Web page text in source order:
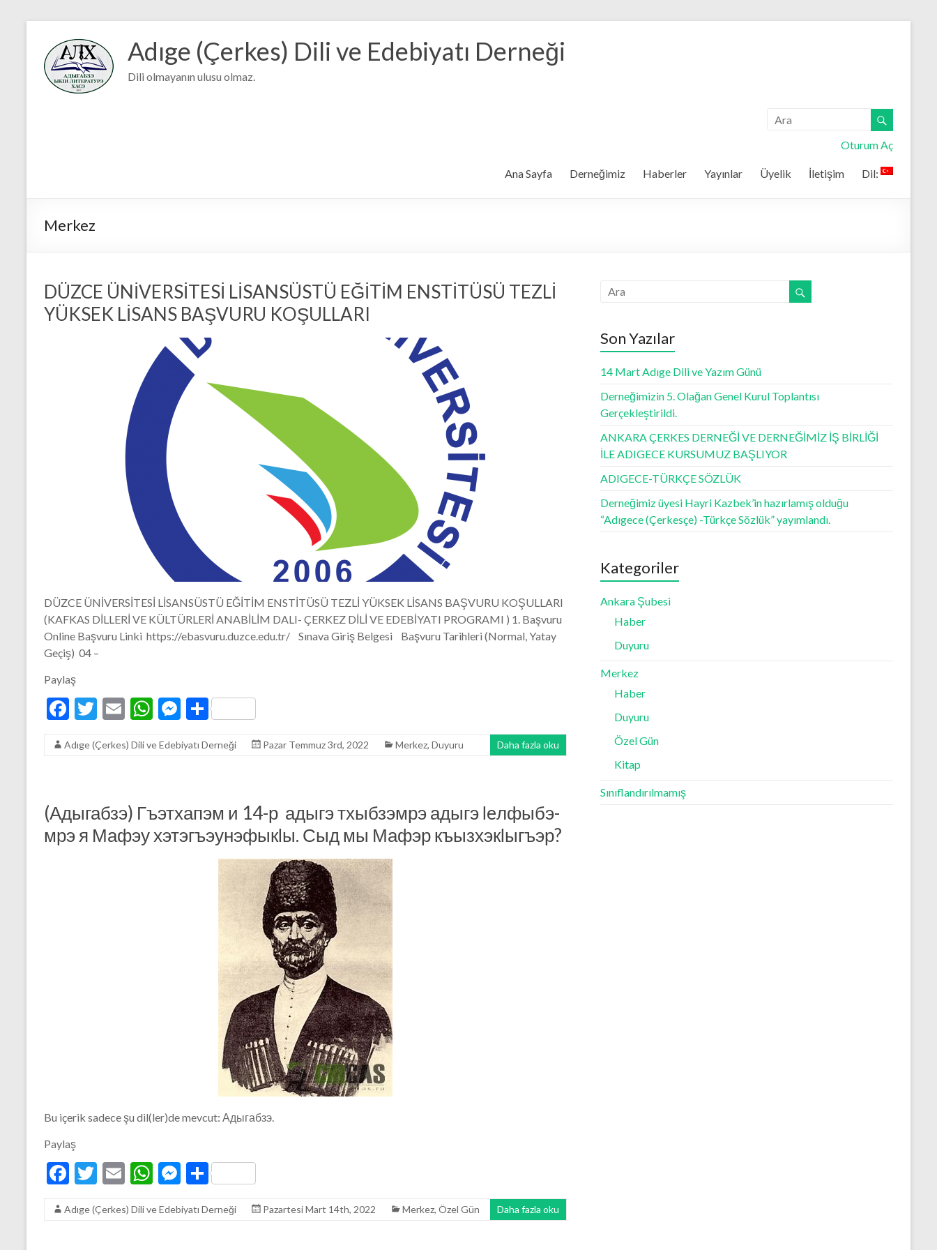
Adıge (Çerkes) Dili ve Edebiyatı Derneği
Dili olmayanın ulusu olmaz.
Oturum Aç
Ana Sayfa Derneğimiz Haberler Yayınlar Üyelik İletişim Dil:
Merkez
DÜZCE ÜNİVERSİTESİ LİSANSÜSTÜ EĞİTİM ENSTİTÜSÜ TEZLİ
YÜKSEK LİSANS BAŞVURU KOŞULLARI
DÜZCE ÜNİVERSİTESİ LİSANSÜSTÜ EĞİTİM ENSTİTÜSÜ TEZLİ YÜKSEK LİSANS BAŞVURU KOŞULLARI
(KAFKAS DİLLERİ VE KÜLTÜRLERİ ANABİLİM DALI- ÇERKEZ DİLİ VE EDEBİYATI PROGRAMI ) 1. Başvuru
Online Başvuru Linki https://ebasvuru.duzce.edu.tr/ Sınava Giriş Belgesi Başvuru Tarihleri (Normal, Yatay
Geçiş) 04 –
Paylaş
F
e
o
k
T
itt
E
ai
W
at
p
p
M
se
er
S
ar
Adıge (Çerkes) Dili ve Edebiyatı Derneği Pazar Temmuz 3rd, 2022 Merkez, Duyuru Daha fazla oku
(Адыгабзэ) Гъэтхапэм и 14-р адыгэ тхыбзэмрэ адыгэ ӏeлфыбэ-
мрэ я Мафэу хэтэгъэунэфыкӏы. Сыд мы Мафэр къызхэкӏыгъэр?
Bu içerik sadece şu dil(ler)de mevcut: Адыгабзэ.
Paylaş
F
e
T
itt
E
ai
W
at
M
se
S
ar
Adıge (Çerkes) Dili ve Edebiyatı Derneği Pazartesi Mart 14th, 2022 Merkez, Özel Gün Daha fazla oku
Son Yazılar
14 Mart Adıge Dili ve Yazım Günü
Derneğimizin 5. Olağan Genel Kurul Toplantısı
Gerçekleştirildi.
ANKARA ÇERKES DERNEĞİ VE DERNEĞİMİZ İŞ BİRLİĞİ
İLE ADIGECE KURSUMUZ BAŞLIYOR
ADIGECE-TÜRKÇE SÖZLÜK
Derneğimiz üyesi Hayri Kazbek’in hazırlamış olduğu
“Adıgece (Çerkesçe) -Türkçe Sözlük” yayımlandı.
Kategoriler
Ankara Şubesi
Haber
Duyuru
Merkez
Haber
Duyuru
Özel Gün
Kitap
Sınıflandırılmamış